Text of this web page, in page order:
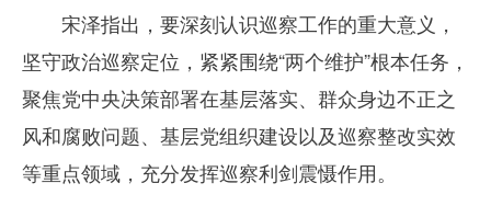
宋泽指出，要深刻认识巡察工作的重大意义，
坚守政治巡察定位，紧紧围绕“两个维护”根本任务，
聚焦党中央决策部署在基层落实、群众身边不正之
风和腐败问题、基层党组织建设以及巡察整改实效
等重点领域，充分发挥巡察利剑震慑作用。